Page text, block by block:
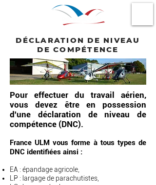
DÉCLARATION DE NIVEAU
DE COMPÉTENCE
Pour effectuer du travail aérien,
vous devez être en possession
d'une déclaration de niveau de
compétence (DNC).
France ULM vous forme à tous types de
DNC identifiées ainsi :
EA : épandage agricole,
LP : largage de parachutistes,